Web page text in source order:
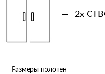
— 2x
Размеры полотен
Сообщение